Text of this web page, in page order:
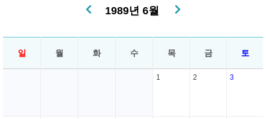
1989년 6월
일 월 화 수 목 금 토
1 2 3